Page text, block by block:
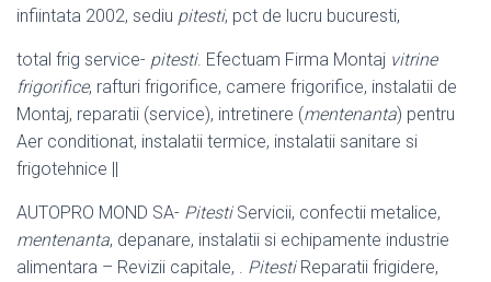
infiintata 2002, sediu pitesti, pct de lucru bucuresti,
total frig service- pitesti. Efectuam Firma Montaj vitrine
frigorifice, rafturi frigorifice, camere frigorifice, instalatii de
Montaj, reparatii (service), intretinere (mentenanta) pentru
Aer conditionat, instalatii termice, instalatii sanitare si
frigotehnice ||
AUTOPRO MOND SA- PitestiServicii, confectii metalice,
mentenanta, depanare, instalatii si echipamente industrie
alimentara – Revizii capitale, . PitestiReparatii frigidere,